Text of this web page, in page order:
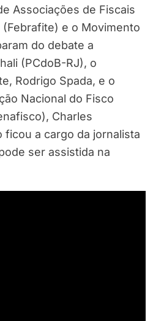
Associações de Fiscais
e o Movimento
do debate a
(PCdoB-RJ), o
Rodrigo Spada, e o
Nacional do Fisco
Charles
ficou a cargo da jornalista
ser assistida na